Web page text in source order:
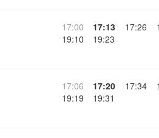
17:00 17:13 17:26
19:10
19:23
17:06 17:20 17:34
19:19
19:31